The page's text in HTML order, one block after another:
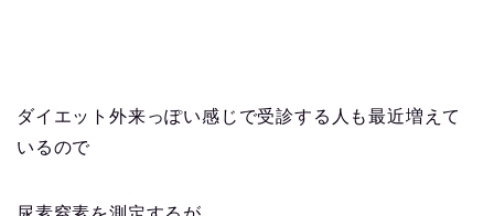
ダイエット外来っぽい感じで受診する人も最近増えて
いるので